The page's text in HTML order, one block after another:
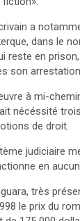
a
dans le
reste en
son
à mi-
nécéssité
de droit.
judiciaire
en
très
le prix du